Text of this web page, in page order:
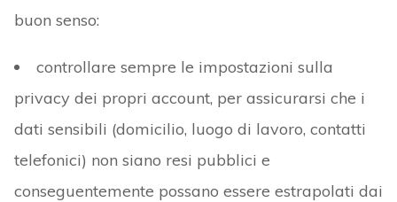
buon senso:
controllare sempre le impostazioni sulla
privacy dei propri account, per assicurarsi che i
dati sensibili (domicilio, luogo di lavoro, contatti
telefonici) non siano resi pubblici e
conseguentemente possano essere estrapolati dai